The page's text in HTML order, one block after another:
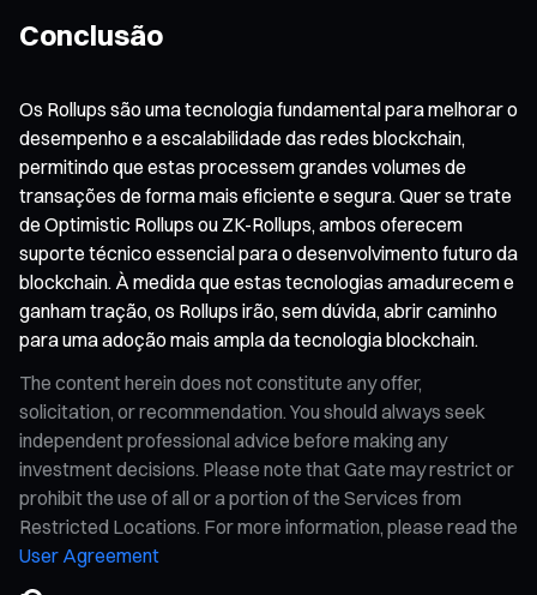
Conclusão
Os Rollups são uma tecnologia fundamental para melhorar o
desempenho e a escalabilidade das redes blockchain,
permitindo que estas processem grandes volumes de
transações de forma mais eficiente e segura. Quer se trate
de Optimistic Rollups ou ZK-Rollups, ambos oferecem
suporte técnico essencial para o desenvolvimento futuro da
blockchain. À medida que estas tecnologias amadurecem e
ganham tração, os Rollups irão, sem dúvida, abrir caminho
para uma adoção mais ampla da tecnologia blockchain.
The content herein does not constitute any offer,
solicitation, or recommendation. You should always seek
independent professional advice before making any
investment decisions. Please note that Gate may restrict or
prohibit the use of all or a portion of the Services from
Restricted Locations. For more information, please read the
User Agreement